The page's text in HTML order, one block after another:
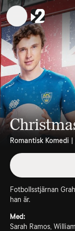
Romantisk Komedi
Fotbollsstjärnan
han är.
Med:
Sarah Ramos,